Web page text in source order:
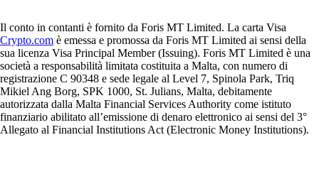
Il conto in contanti è fornito da Foris MT Limited. La carta Visa
Crypto.com è emessa e promossa da Foris MT Limited ai sensi della
sua licenza Visa Principal Member (Issuing). Foris MT Limited è una
società a responsabilità limitata costituita a Malta, con numero di
registrazione C 90348 e sede legale al Level 7, Spinola Park, Triq
Mikiel Ang Borg, SPK 1000, St. Julians, Malta, debitamente
autorizzata dalla Malta Financial Services Authority come istituto
finanziario abilitato all’emissione di denaro elettronico ai sensi del 3°
Allegato al Financial Institutions Act (Electronic Money Institutions).